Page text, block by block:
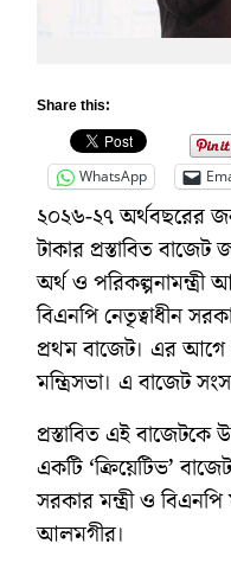
Share this:
WhatsApp
২০২৬-২৭ অর্থবছরের
টাকার প্রস্তাবিত
অর্থ ও
বিএনপি নেতৃত্বাধীন
প্রথম বাজেট। এর আগে
মন্ত্রিসভা। এ বাজেট
প্রস্তাবিত এই বাজেটকে
একটি ‘ক্রিয়েটিভ’
সরকার মন্ত্রী ও
আলমগীর।